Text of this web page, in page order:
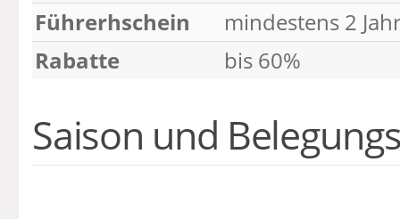
Führerhschein
mindestens 2
Rabatte
bis 60%
Saison und